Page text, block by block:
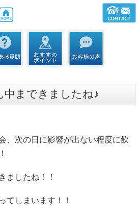
中まできましたね♪
、次の日に影響が出ない程度に飲
ましたね！！
てしまいます！！